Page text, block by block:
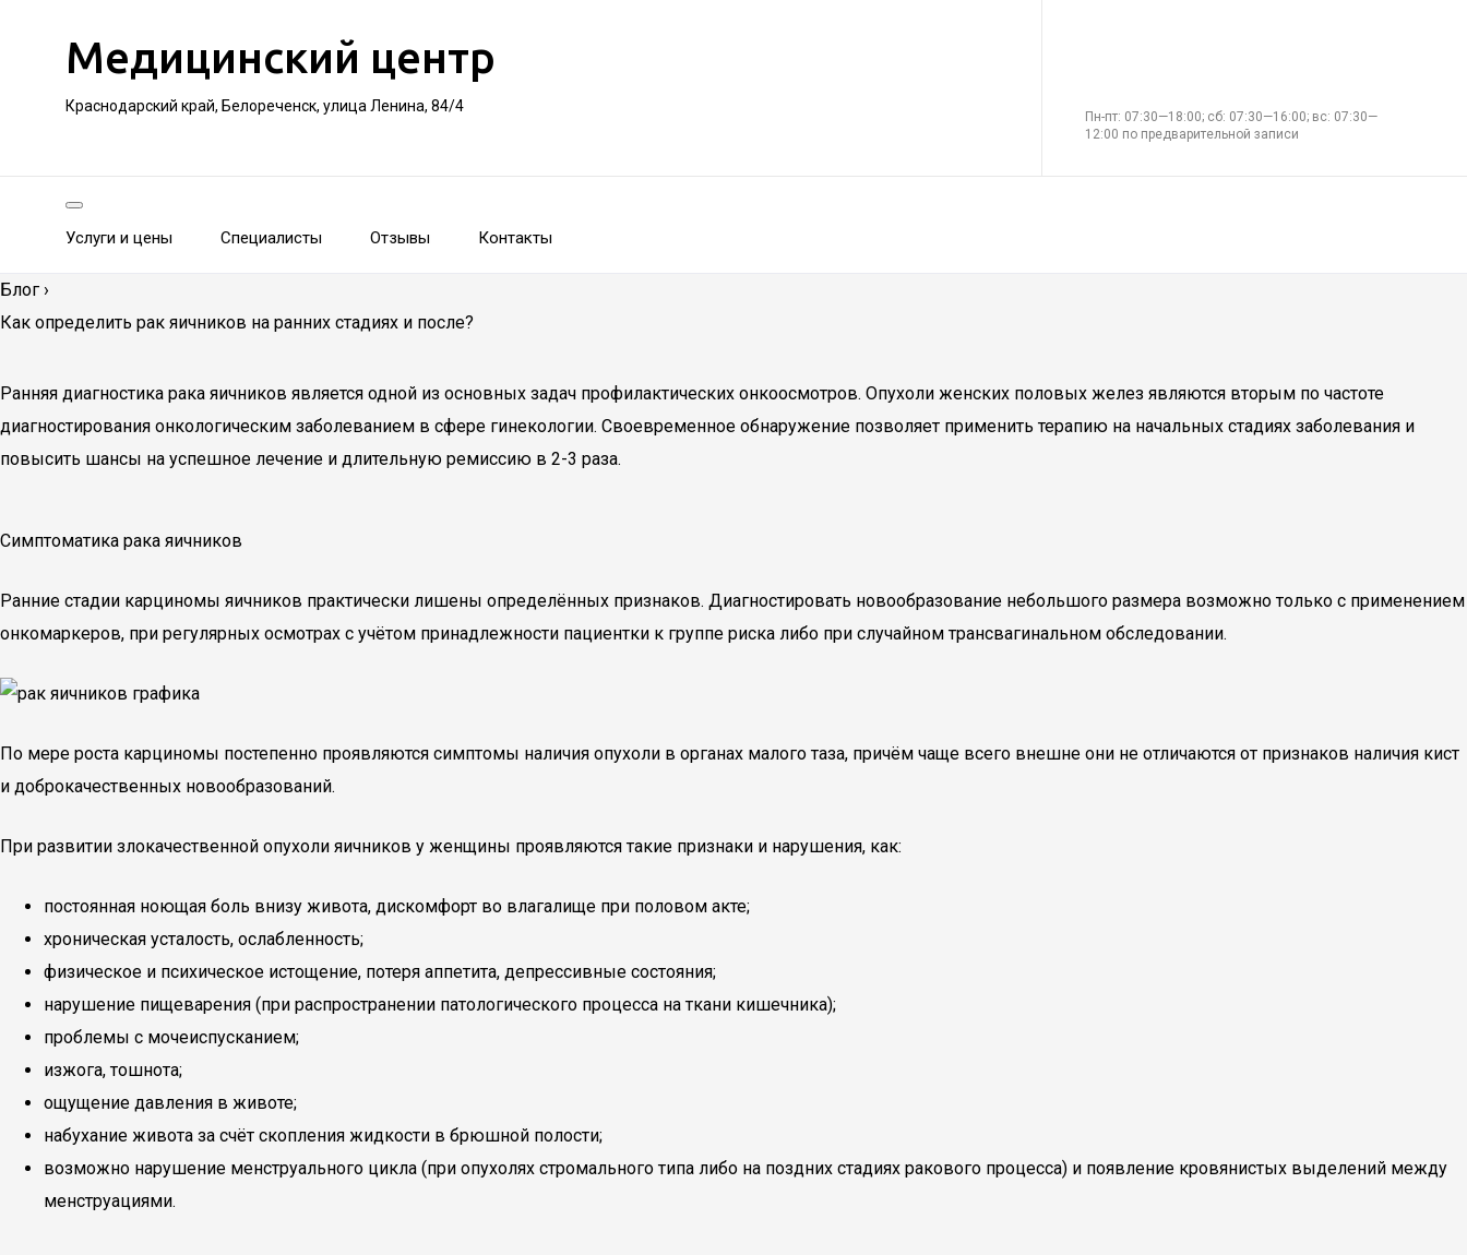
Медицинский центр
Краснодарский край, Белореченск, улица Ленина, 84/4
Пн-пт: 07:30—18:00; сб: 07:30—16:00; вс: 07:30—
12:00 по предварительной записи
Услуги и цены Специалисты Отзывы Контакты
Блог ›
Как определить рак яичников на ранних стадиях и после?
Ранняя диагностика рака яичников является одной из основных задач профилактических онкоосмотров. Опухоли женских половых желез являются вторым по частоте
диагностирования онкологическим заболеванием в сфере гинекологии. Своевременное обнаружение позволяет применить терапию на начальных стадиях заболевания и
повысить шансы на успешное лечение и длительную ремиссию в 2-3 раза.
Симптоматика рака яичников
Ранние стадии карциномы яичников практически лишены определённых признаков. Диагностировать новообразование небольшого размера возможно только с применением
онкомаркеров, при регулярных осмотрах с учётом принадлежности пациентки к группе риска либо при случайном трансвагинальном обследовании.
По мере роста карциномы постепенно проявляются симптомы наличия опухоли в органах малого таза, причём чаще всего внешне они не отличаются от признаков наличия кист
и доброкачественных новообразований.
При развитии злокачественной опухоли яичников у женщины проявляются такие признаки и нарушения, как:
постоянная ноющая боль внизу живота, дискомфорт во влагалище при половом акте;
хроническая усталость, ослабленность;
физическое и психическое истощение, потеря аппетита, депрессивные состояния;
нарушение пищеварения (при распространении патологического процесса на ткани кишечника);
проблемы с мочеиспусканием;
изжога, тошнота;
ощущение давления в животе;
набухание живота за счёт скопления жидкости в брюшной полости;
возможно нарушение менструального цикла (при опухолях стромального типа либо на поздних стадиях ракового процесса) и появление кровянистых выделений между
менструациями.